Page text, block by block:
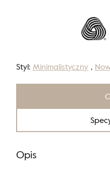
Styl: Minimalistyczny ,
Opis